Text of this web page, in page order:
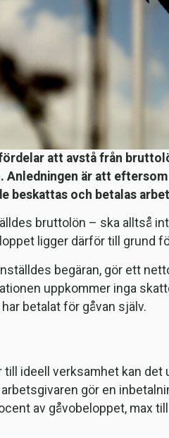
att avstå från
är att
beskattas och betalas
bruttolön – ska alltså
ligger därför till grund
begäran, gör ett
uppkommer inga
betalat för gåvan själv.
till ideell verksamhet kan
gör en
av gåvobeloppet, max